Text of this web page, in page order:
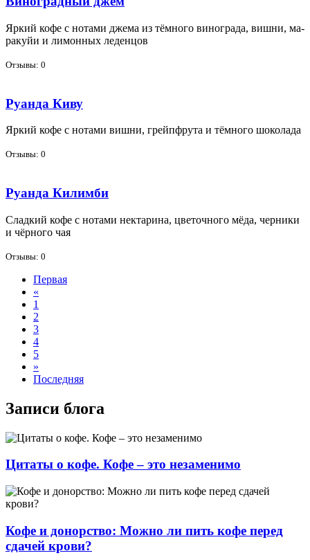
Яр­кий ко­фе с но­та­ми дже­ма из тём­но­го ви­но­гра­да, виш­ни, ма­
ра­куйи и ли­мон­ных ле­ден­цов
Отзывы: 0
Руанда Киву
Яр­кий ко­фе с но­та­ми виш­ни, грейп­фру­та и тём­но­го шо­ко­ла­да
Отзывы: 0
Руанда Килимби
Слад­кий ко­фе с но­та­ми нек­та­ри­на, цве­точ­но­го мё­да, чер­ни­ки
и чёр­но­го чая
Отзывы: 0
Первая
«
1
2
3
4
5
»
Последняя
Записи блога
Цитаты о кофе. Кофе – это незаменимо
Кофе и донорство: Можно ли пить кофе перед
сдачей крови?